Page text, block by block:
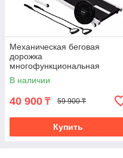
Механическая беговая
дорожка
многофункциональная
(4995)
В наличии
40 900 ₸ 59 900 ₸
Купить